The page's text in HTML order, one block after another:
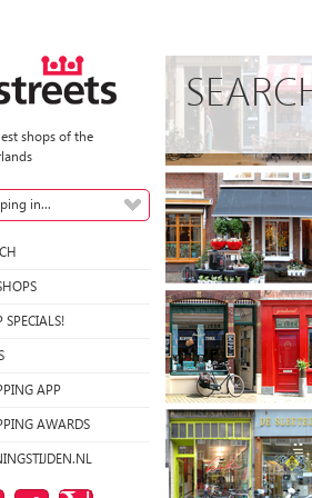
shops of the
in...
SPECIALS!
APP
AWARDS